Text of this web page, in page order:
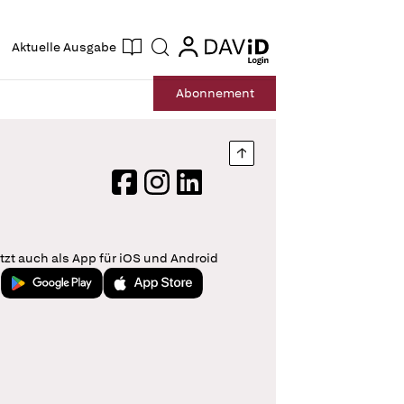
Aktuelle Ausgabe Suche login
login
Abonnement
Nach oben springen
FacebookInstagram
LinkedIn
auch als App für iOS und Android
Jetzt bei Google PlayLaden im App Store